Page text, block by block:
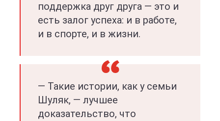
поддержка друг друга — это и
есть залог успеха: и в работе,
и в спорте, и в жизни.
— Такие истории, как у семьи
Шуляк, — лучшее
доказательство, что